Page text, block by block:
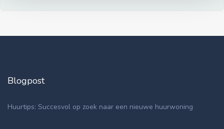
Blogpost
Huurtips: Succesvol op zoek naar een nieuwe huurwoning